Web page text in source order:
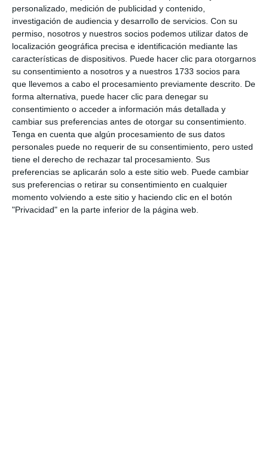
personalizado, medición de publicidad y contenido,
investigación de audiencia y desarrollo de servicios. Con su
permiso, nosotros y nuestros socios podemos utilizar datos de
localización geográfica precisa e identificación mediante las
características de dispositivos. Puede hacer clic para otorgarnos
su consentimiento a nosotros y a nuestros 1733 socios para
que llevemos a cabo el procesamiento previamente descrito. De
forma alternativa, puede hacer clic para denegar su
consentimiento o acceder a información más detallada y
cambiar sus preferencias antes de otorgar su consentimiento.
Tenga en cuenta que algún procesamiento de sus datos
personales puede no requerir de su consentimiento, pero usted
tiene el derecho de rechazar tal procesamiento. Sus
preferencias se aplicarán solo a este sitio web. Puede cambiar
sus preferencias o retirar su consentimiento en cualquier
momento volviendo a este sitio y haciendo clic en el botón
"Privacidad" en la parte inferior de la página web.